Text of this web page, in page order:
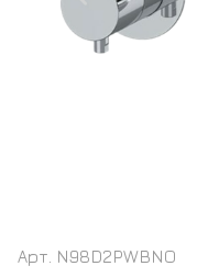
Арт. N98D2PWBNO